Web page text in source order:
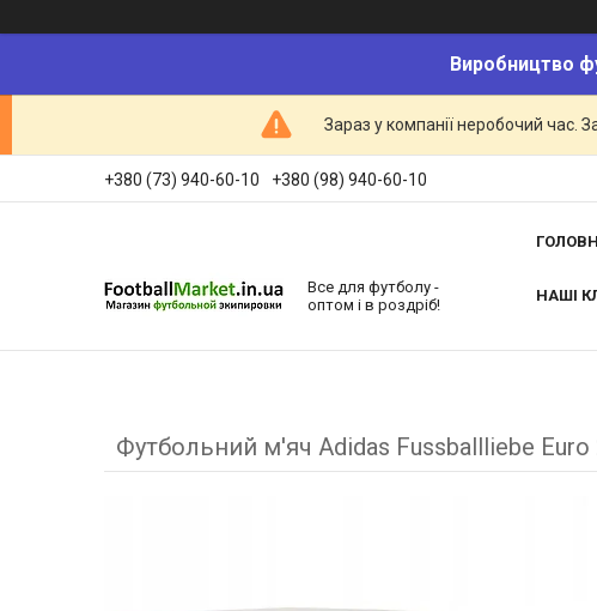
Виробництво
Зараз у компанії неробочий час.
+380 (73) 940-60-10 +380 (98) 940-60-10
Все для футболу -
оптом і в роздріб!
НАШІ
Футбольний м'яч Adidas Fussballliebe Euro